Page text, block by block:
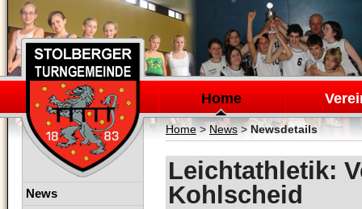
Navigation
überspringen
Home
Home> News>Newsdetails
Leichtathletik:
Kohlscheid
Navigation
News